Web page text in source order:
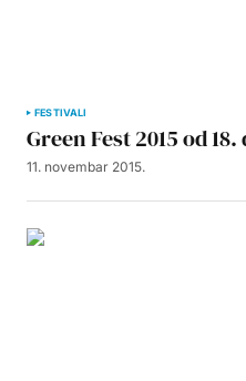
FESTIVALI
Green Fest 2015 od
11. novembar 2015.